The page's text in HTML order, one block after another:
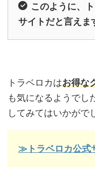
このように、
サイトだと言えま
トラベロカはお得な
も気になるようでし
してみてはいかがで
≫トラベロカ公式